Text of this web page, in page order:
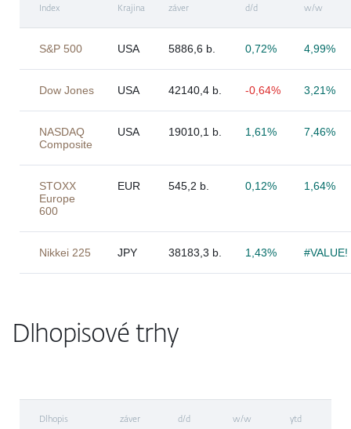
Index Krajina záver d/d w/w
S&P 500 USA 5886,6 b. 0,72% 4,99%
Dow Jones USA 42140,4 b. -0,64% 3,21%
NASDAQ
Composite
USA 19010,1 b. 1,61% 7,46%
STOXX
Europe
600
EUR 545,2 b. 0,12% 1,64%
Nikkei 225 JPY 38183,3 b. 1,43% #VALUE!
Dlhopisové trhy
Dlhopis záver d/d w/w ytd